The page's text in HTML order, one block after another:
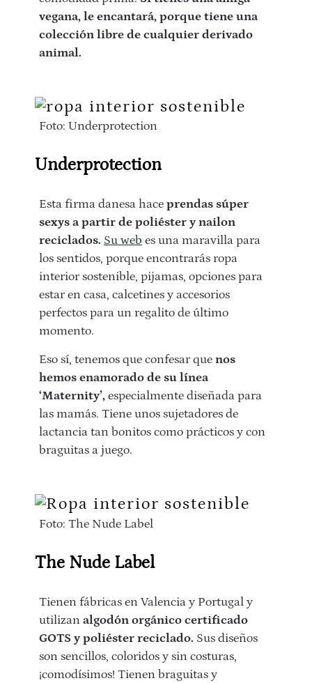
vegana, le encantará, porque tiene una
colección libre de cualquier derivado
animal.
Foto: Underprotection
Underprotection
Esta firma danesa hace prendas súper
sexys a partir de poliéster y nailon
reciclados. Su web es una maravilla para
los sentidos, porque encontrarás ropa
interior sostenible, pijamas, opciones para
estar en casa, calcetines y accesorios
perfectos para un regalito de último
momento.
Eso sí, tenemos que confesar que nos
hemos enamorado de su línea
‘Maternity’, especialmente diseñada para
las mamás. Tiene unos sujetadores de
lactancia tan bonitos como prácticos y con
braguitas a juego.
Foto: The Nude Label
The Nude Label
Tienen fábricas en Valencia y Portugal y
utilizan algodón orgánico certificado
GOTS y poliéster reciclado. Sus diseños
son sencillos, coloridos y sin costuras,
¡comodísimos! Tienen braguitas y